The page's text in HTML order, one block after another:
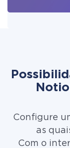
Configure
as
Com o